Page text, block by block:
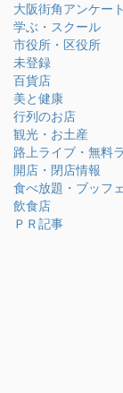
大阪街角アンケート
学ぶ・スクール
市役所・区役所
未登録
百貨店
美と健康
行列のお店
観光・お土産
路上ライブ・無料
開店・閉店情報
食べ放題・ブッフェ
飲食店
ＰＲ記事